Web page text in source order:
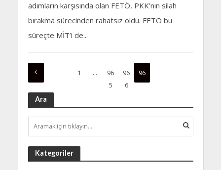
adımların karşısında olan FETÖ, PKK’nın silah
bırakma sürecinden rahatsız oldu. FETÖ bu
süreçte MİT’i de...
1 …
96
5
96
6
96
7
Ara
Kategoriler